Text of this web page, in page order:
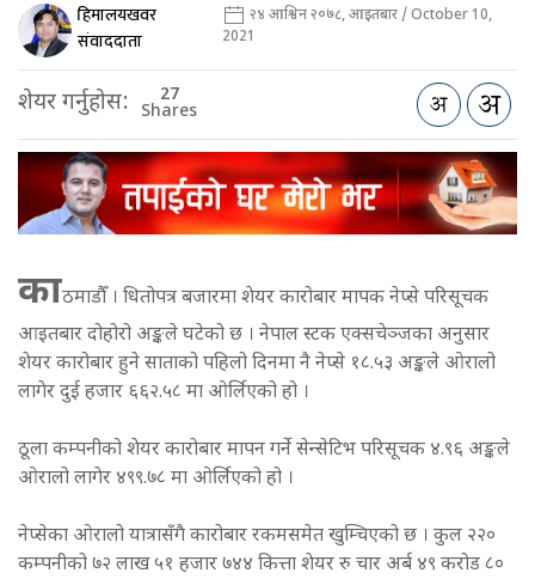
हिमालयखवर
संवाददाता
२४ आश्विन २०७८, आइतबार / October 10,
2021
शेयर गर्नुहोस: 27
Shares
काठमाडौँ । धितोपत्र बजारमा शेयर कारोबार मापक नेप्से परिसूचक
आइतबार दोहोरो अङ्कले घटेको छ । नेपाल स्टक एक्सचेञ्जका अनुसार
शेयर कारोबार हुने साताको पहिलो दिनमा नै नेप्से १८.५३ अङ्कले ओरालो
लागेर दुई हजार ६६२.५८ मा ओर्लिएको हो ।
ठूला कम्पनीको शेयर कारोबार मापन गर्ने सेन्सेटिभ परिसूचक ४.९६ अङ्कले
ओरालो लागेर ४९९.७८ मा ओर्लिएको हो ।
नेप्सेका ओरालो यात्रासँगै कारोबार रकमसमेत खुम्चिएको छ । कुल २२०
कम्पनीको ७२ लाख ५१ हजार ७४४ कित्ता शेयर रु चार अर्ब ४९ करोड ८०